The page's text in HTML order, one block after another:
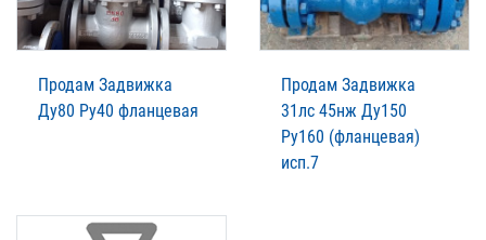
Продам Задвижка
Ду80 Ру40 фланцевая
Продам Задвижка
31лс 45нж Ду150
Ру160 (фланцевая)
исп.7